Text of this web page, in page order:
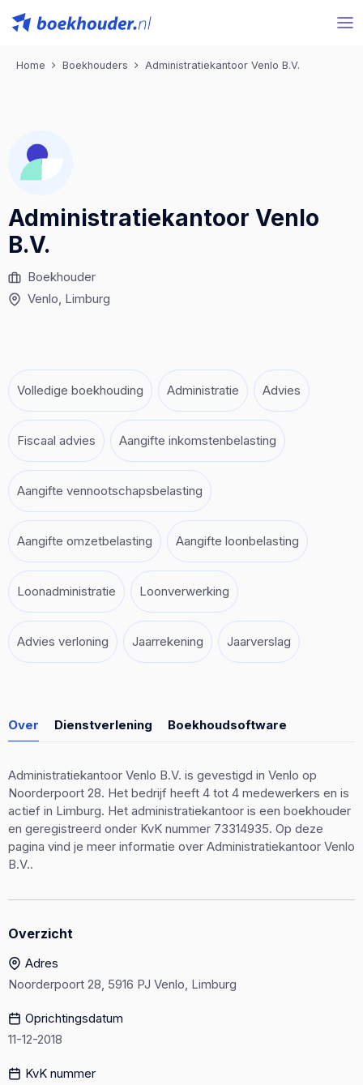
Home Boekhouders Administratiekantoor Venlo B.V.
Administratiekantoor Venlo
B.V.
Boekhouder
Venlo, Limburg
Volledige boekhouding Administratie Advies
Fiscaal advies Aangifte inkomstenbelasting
Aangifte vennootschapsbelasting
Aangifte omzetbelasting Aangifte loonbelasting
Loonadministratie Loonverwerking
Advies verloning Jaarrekening Jaarverslag
Over Dienstverlening Boekhoudsoftware
Administratiekantoor Venlo B.V. is gevestigd in Venlo op
Noorderpoort 28. Het bedrijf heeft 4 tot 4 medewerkers en is
actief in Limburg. Het administratiekantoor is een boekhouder
en geregistreerd onder KvK nummer 73314935. Op deze
pagina vind je meer informatie over Administratiekantoor Venlo
B.V..
Overzicht
Adres
Noorderpoort 28, 5916 PJ Venlo, Limburg
Oprichtingsdatum
11-12-2018
KvK nummer